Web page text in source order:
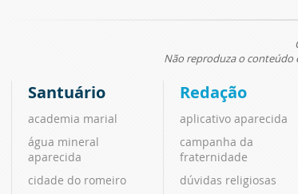
Não reproduza o conteúdo
Santuário
academia marial
água mineral
aparecida
cidade do romeiro
Redação
aplicativo aparecida
campanha da
fraternidade
dúvidas religiosas